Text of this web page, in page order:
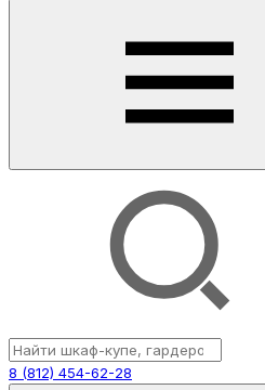
8 (812) 454-62-28